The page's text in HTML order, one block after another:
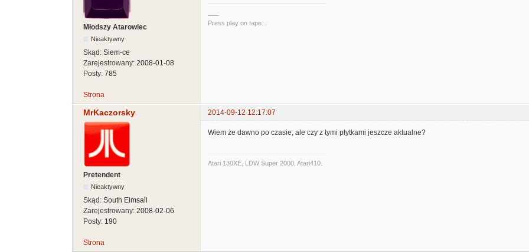
Młodszy Atarowiec
Nieaktywny
Skąd: Siem-ce
Zarejestrowany: 2008-01-08
Posty: 785
Press play on tape...
Strona
MrKaczorsky 2014-09-12 12:17:07
Pretendent
Nieaktywny
Skąd: South Elmsall
Zarejestrowany: 2008-02-06
Posty: 190
Wiem że dawno po czasie, ale czy z tymi płytkami jeszcze aktualne?
Atari 130XE, LDW Super 2000, Atari410.
Strona